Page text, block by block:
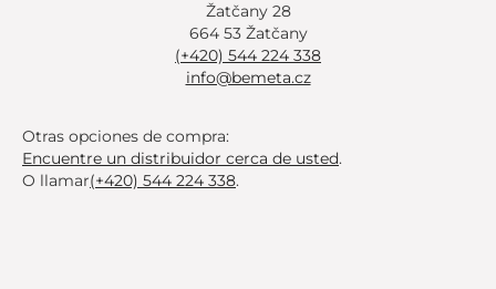
Žatčany 28
664 53 Žatčany
(+420) 544 224 338
info@bemeta.cz
Otras opciones de compra:
Encuentre un distribuidor cerca de usted.
O llamar(+420) 544 224 338.